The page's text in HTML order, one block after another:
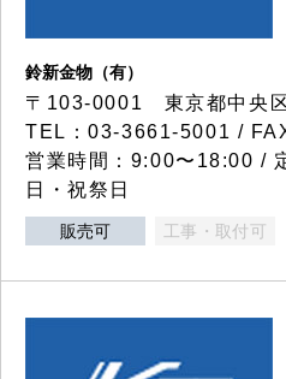
鈴新金物（有）
〒103-0001 東京都中央
TEL：03-3661-5001 /
営業時間：9:00〜18:00 /
日・祝祭日
販売可 工事・取付可